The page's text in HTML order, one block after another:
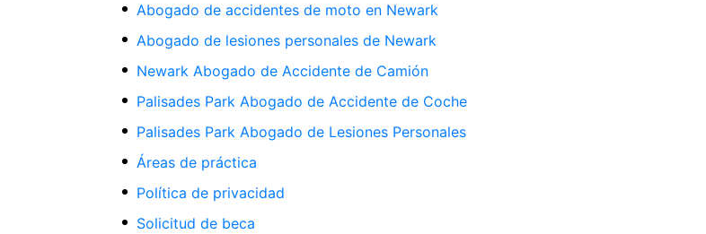
Abogado de accidentes de moto en Newark
Abogado de lesiones personales de Newark
Newark Abogado de Accidente de Camión
Palisades Park Abogado de Accidente de Coche
Palisades Park Abogado de Lesiones Personales
Áreas de práctica
Política de privacidad
Solicitud de beca